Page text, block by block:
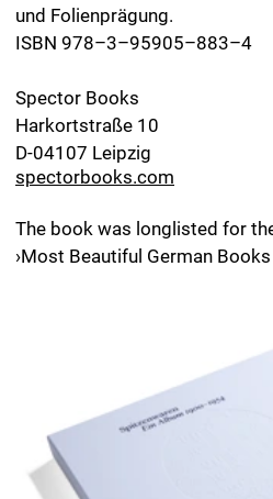
Zeichnung: 34 x 34 cm. Erhältlich bei:
A-1090 Wien
dub.ifjs.de